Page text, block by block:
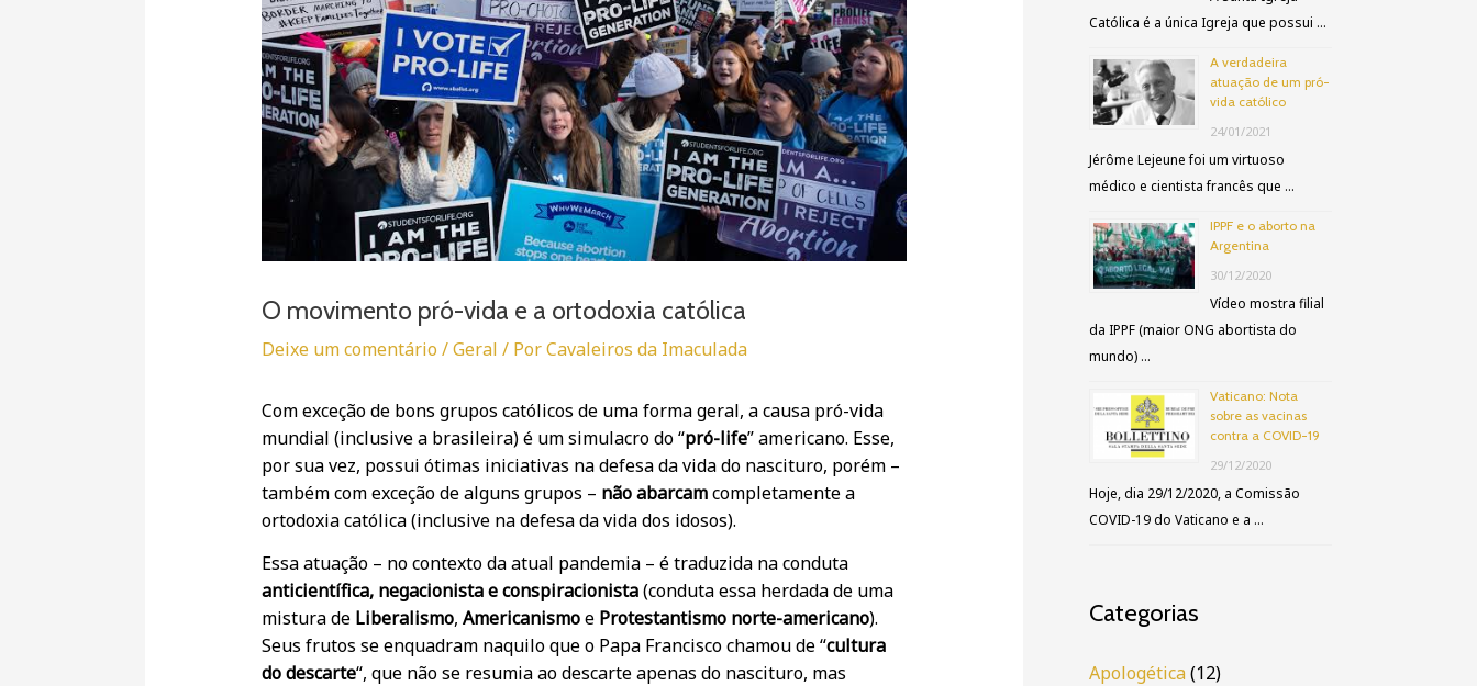
O movimento pró-vida e a ortodoxia católica
Deixe um comentário /Geral / PorCavaleiros da Imaculada
Com exceção de bons grupos católicos de uma forma geral, a causa pró-vida
mundial (inclusive a brasileira) é um simulacro do “pró-life” americano. Esse,
por sua vez, possui ótimas iniciativas na defesa da vida do nascituro, porém –
também com exceção de alguns grupos – não abarcamcompletamente a
ortodoxia católica (inclusive na defesa da vida dos idosos).
Essa atuação – no contexto da atual pandemia – é traduzida na conduta
anticientífica, negacionista e conspiracionista(conduta essa herdada de uma
mistura de Liberalismo,Americanismoe Protestantismo norte-americano).
Seus frutos se enquadram naquilo que o Papa Francisco chamou de “cultura
do descarte“, que não se resumia ao descarte apenas do nascituro, mas
a
p
o
r
:
Católica é a única Igreja que possui …
A verdadeira
atuação de um pró-
vida católico
24/01/2021
Jérôme Lejeune foi um virtuoso
médico e cientista francês que …
IPPF e o aborto na
Argentina
30/12/2020
Vídeo mostra filial
da IPPF (maior ONG abortista do
mundo) …
Vaticano: Nota
sobre as vacinas
contra a COVID-19
29/12/2020
Hoje, dia 29/12/2020, a Comissão
COVID-19 do Vaticano e a …
Categorias
Apologética(12)